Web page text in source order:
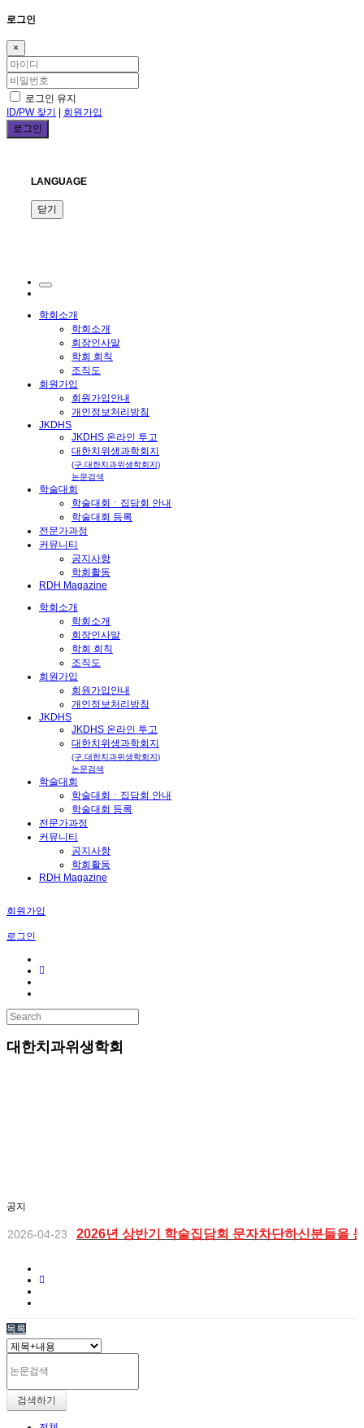
로그인
×
로그인 유지
ID/PW 찾기
회원가입
LANGUAGE
닫기
학회소개
학회소개
회장인사말
학회 회칙
조직도
회원가입
회원가입안내
개인정보처리방침
JKDHS
JKDHS 온라인 투고
대한치위생과학회지
(구.대한치과위생학회지)
논문검색
학술대회
학술대회ㆍ집담회 안내
학술대회 등록
전문가과정
커뮤니티
공지사항
학회활동
RDH Magazine
학회소개
학회소개
회장인사말
학회 회칙
조직도
회원가입
회원가입안내
개인정보처리방침
JKDHS
JKDHS 온라인 투고
대한치위생과학회지
(구.대한치과위생학회지)
논문검색
학술대회
학술대회ㆍ집담회 안내
학술대회 등록
전문가과정
커뮤니티
공지사항
학회활동
RDH Magazine
회원가입
로그인
대한치과위생학회
공지
2026-04-23 2026년 상반기 학술집담회 문자차단하신분들을
2026-04-23
2025-11-02 2025년 하반기 학술집담회 초록입니다.
2025-10-15 2025년 하반기 학술집담회 개최안내 (2025년 11
목록
검색하기